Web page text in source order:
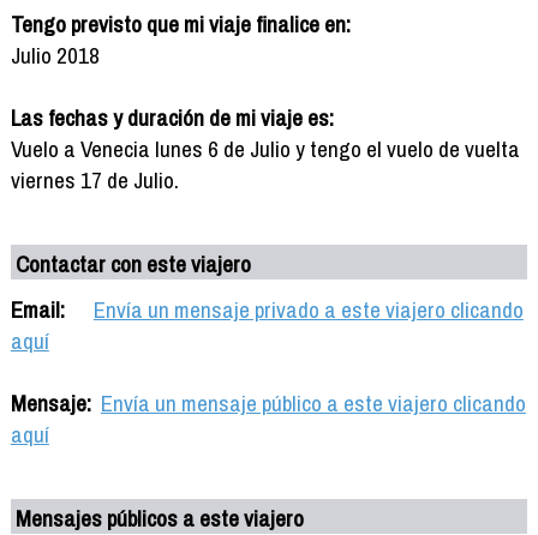
Tengo previsto que mi viaje finalice en:
Julio 2018
Las fechas y duración de mi viaje es:
Vuelo a Venecia lunes 6 de Julio y tengo el vuelo de vuelta
viernes 17 de Julio.
Contactar con este viajero
Email:
Envía un mensaje privado a este viajero clicando
aquí
Mensaje: Envía un mensaje público a este viajero clicando
aquí
Mensajes públicos a este viajero